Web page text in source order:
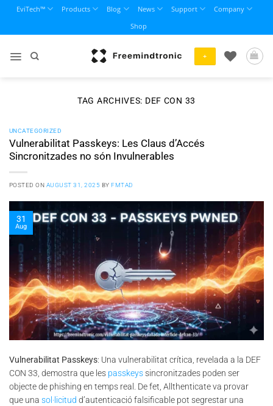
content
EviTech™ Products Blog News Support
Company
Shop
+
TAG ARCHIVES: DEF CON 33
UNCATEGORIZED
Vulnerabilitat Passkeys: Les Claus d’Accés
Sincronitzades no són Invulnerables
POSTED ON AUGUST 31, 2025 BYFMTAD
31
Aug
Vulnerabilitat Passkeys: Una vulnerabilitat crítica, revelada a la DEF
CON 33, demostra que les passkeyssincronitzades poden ser
objecte de phishing en temps real. De fet, Allthenticate va provar
que una sol·licitud d’autenticació falsificable pot segrestar una